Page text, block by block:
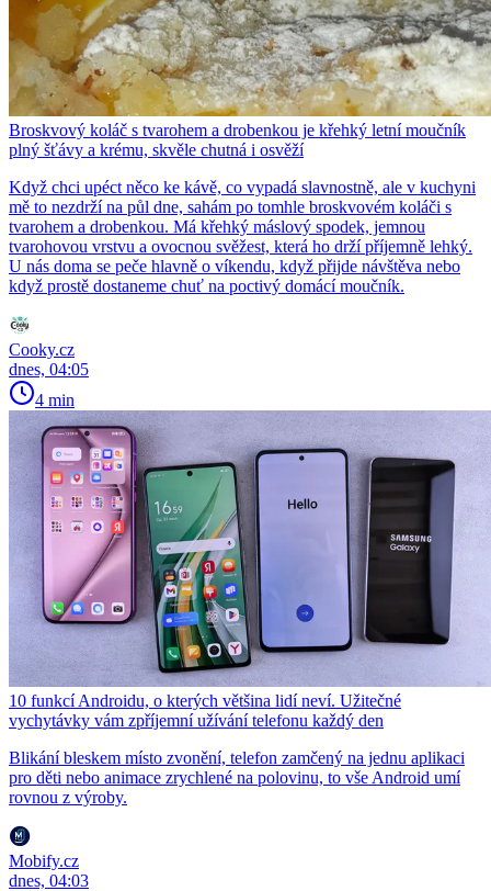
Broskvový koláč s tvarohem a drobenkou je křehký letní moučník
plný šťávy a krému, skvěle chutná i osvěží
Když chci upéct něco ke kávě, co vypadá slavnostně, ale v kuchyni
mě to nezdrží na půl dne, sahám po tomhle broskvovém koláči s
tvarohem a drobenkou. Má křehký máslový spodek, jemnou
tvarohovou vrstvu a ovocnou svěžest, která ho drží příjemně lehký.
U nás doma se peče hlavně o víkendu, když přijde návštěva nebo
když prostě dostaneme chuť na poctivý domácí moučník.
Cooky.cz
dnes, 04:05
4 min
10 funkcí Androidu, o kterých většina lidí neví. Užitečné
vychytávky vám zpříjemní užívání telefonu každý den
Blikání bleskem místo zvonění, telefon zamčený na jednu aplikaci
pro děti nebo animace zrychlené na polovinu, to vše Android umí
rovnou z výroby.
Mobify.cz
dnes, 04:03